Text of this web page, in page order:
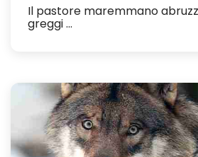
Il pastore maremmano
greggi ...